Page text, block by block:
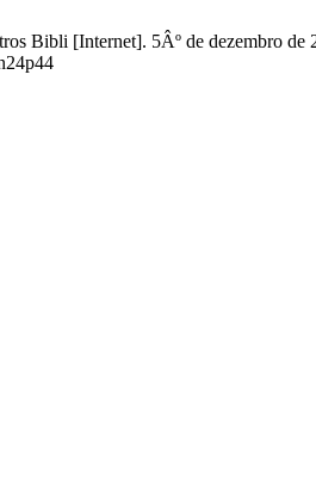
Bibli [Internet]. 5Âº de dezembro